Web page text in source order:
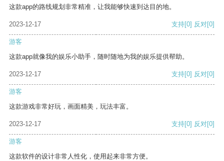
这款app的路线规划非常精准，让我能够快速到达目的地。
2023-12-17 支持[0] 反对[0]
游客
这款app就像我的娱乐小助手，随时随地为我的娱乐提供帮助。
2023-12-17 支持[0] 反对[0]
游客
这款游戏非常好玩，画面精美，玩法丰富。
2023-12-17 支持[0] 反对[0]
游客
这款软件的设计非常人性化，使用起来非常方便。